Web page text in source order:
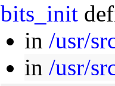
bits_init
in /usr/
in /usr/